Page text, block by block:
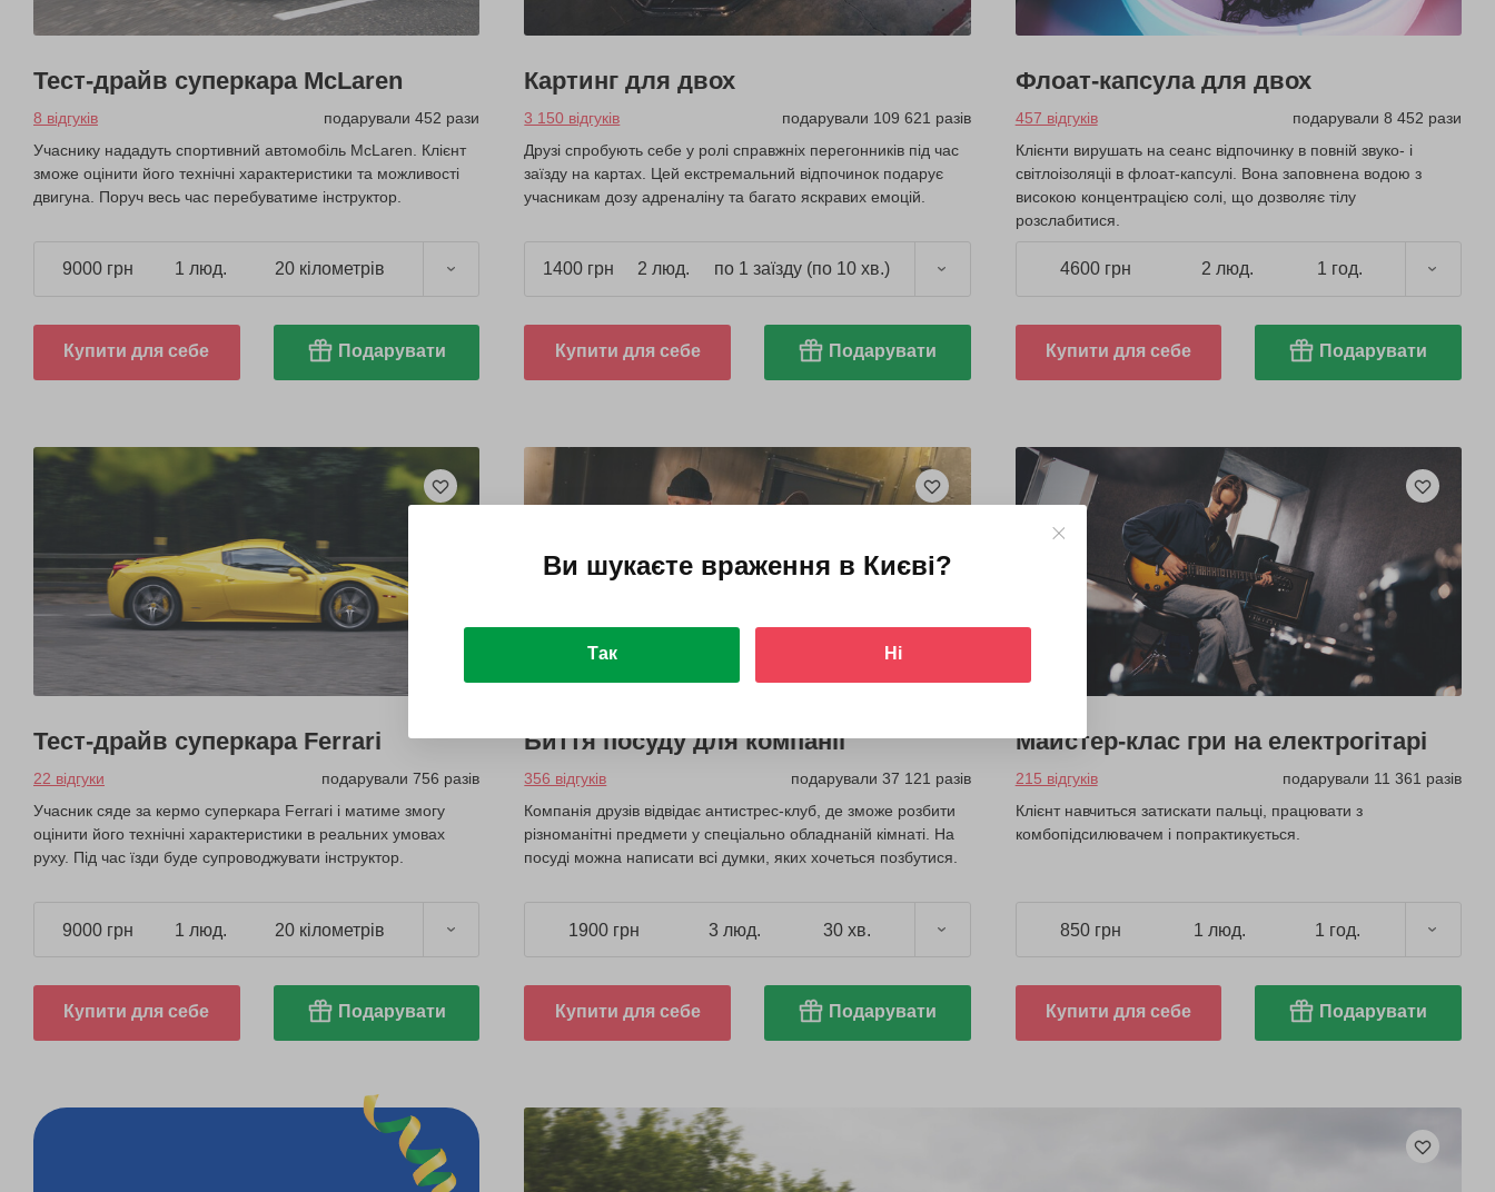
Тест-драйв суперкара McLaren
8 відгуків
подарували 452 рази
Учаснику нададуть спортивний автомобіль McLaren. Клієнт
зможе оцінити його технічні характеристики та можливості
двигуна. Поруч весь час перебуватиме інструктор.
9000 грн 1 люд. 20 кілометрів
Купити для себе Подарувати
Картинг для двох
3 150 відгуків
подарували 109 621 разів
Друзі спробують себе у ролі справжніх перегонників під час
заїзду на картах. Цей екстремальний відпочинок подарує
учасникам дозу адреналіну та багато яскравих емоцій.
1400 грн 2 люд. по 1 заїзду (по 10 хв.)
Купити для себе Подарувати
Флоат-капсула для двох
457 відгуків
подарували 8 452 рази
Клієнти вирушать на сеанс відпочинку в повній звуко- і
світлоізоляціі в флоат-капсулі. Вона заповнена водою з
високою концентрацією солі, що дозволяє тілу
розслабитися.
4600 грн 2 люд. 1 год.
Купити для себе Подарувати
Тест-драйв суперкара Ferrari
22 відгуки
подарували 756 разів
Учасник сяде за кермо суперкара Ferrari і матиме змогу
оцінити його технічні характеристики в реальних умовах
руху. Під час їзди буде супроводжувати інструктор.
9000 грн 1 люд. 20 кілометрів
Купити для себе Подарувати
Биття посуду для компанії
356 відгуків
подарували 37 121 разів
Компанія друзів відвідає антистрес-клуб, де зможе розбити
різноманітні предмети у спеціально обладнаній кімнаті. На
посуді можна написати всі думки, яких хочеться позбутися.
1900 грн 3 люд. 30 хв.
Купити для себе Подарувати
Майстер-клас гри на електрогітарі
215 відгуків
подарували 11 361 разів
Клієнт навчиться затискати пальці, працювати з
комбопідсилювачем і попрактикується.
850 грн 1 люд. 1 год.
Купити для себе Подарувати
Ви шукаєте враження в Києві?
Так Ні